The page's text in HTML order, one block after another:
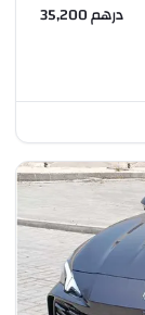
درهم 35,200